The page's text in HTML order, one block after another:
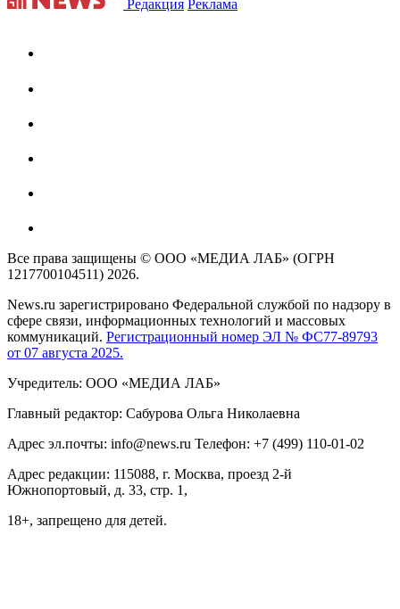
Редакция Реклама
Все права защищены © ООО «МЕДИА ЛАБ» (ОГРН
1217700104511) 2026.
News.ru зарегистрировано Федеральной службой по надзору в
сфере связи, информационных технологий и массовых
коммуникаций. Регистрационный номер ЭЛ № ФС77-89793
от 07 августа 2025.
Учредитель: ООО «МЕДИА ЛАБ»
Главный редактор: Сабурова Ольга Николаевна
Адрес эл.почты: info@news.ru Телефон: +7 (499) 110-01-02
Адрес редакции: 115088, г. Москва, проезд 2-й
Южнопортовый, д. 33, стр. 1,
18+, запрещено для детей.